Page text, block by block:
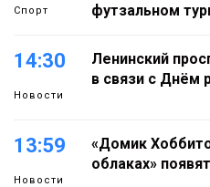
Спорт
футзальном
14:30
Новости
Ленинский
в связи с Днём
13:59
Новости
«Домик
облаках»